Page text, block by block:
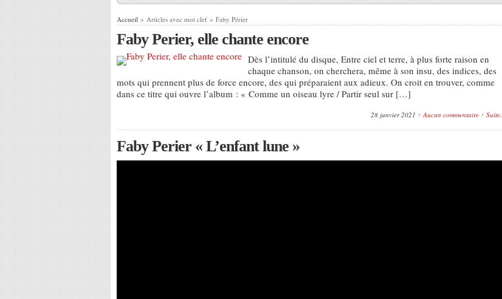
Accueil » Articles avec mot clef » Faby Périer
Faby Perier, elle chante encore
Dès l’intitulé du disque, Entre ciel et terre, à plus forte raison en
chaque chanson, on cherchera, même à son insu, des indices, des
mots qui prennent plus de force encore, des qui préparaient aux adieux. On croit en trouver, comme
dans ce titre qui ouvre l’album : « Comme un oiseau lyre / Partir seul sur […]
28 janvier 2021 Aucun commentaire Suite...
Faby Perier « L’enfant lune »